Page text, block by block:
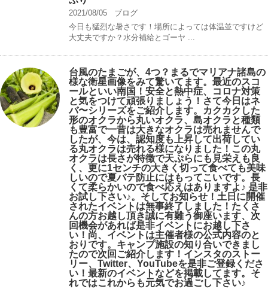
2021/08/05
ブログ
今日も猛烈な暑さです！場所によっては体温並ですけど
大丈夫ですか？水分補給とゴーヤ ...
台風のたまごが、4つ？まるでマリアナ諸島の
様な衛星画像をみて驚いてます。最近のスコ
ールといい南国！安全と熱中症、コロナ対策
と気をつけて頑張りましょう！さて今日はネ
バ〜シリーズをご紹介します。カクカクした
形のオクラから丸いオクラ、島オクラと種類
も豊富で一昔は大きなオクラは売れませんで
したが、今は、認知度も上昇して出荷してい
る丸オクラは売れる様になりました！この丸
オクラは長さが特徴で天ぷらにも見栄えも良
く、更に1センチの大きく切って食べても美味
しいので夏バテ防止にはもってこいです。長
くて柔らかいので食べ応えはありますよ♪ 是非
お試し下さい♪。そしてお知らせ！土日に開催
されたイベントは無事終了しました！たくさ
んの方お越し頂き誠に有難う御座います、次
回機会があれば是非イベントにお越し下さ
い！尚、イベントは主催者様の公式内容のと
おりです。キャンプ️施設の知り合いできまし
たので次回ご紹介します！インスタのストー
リー、Twitter、YouTubeを是非ご登録くださ
い！最新のイベントなどを掲載してます。そ
れではこれからも元気でお過ごし下さい♪